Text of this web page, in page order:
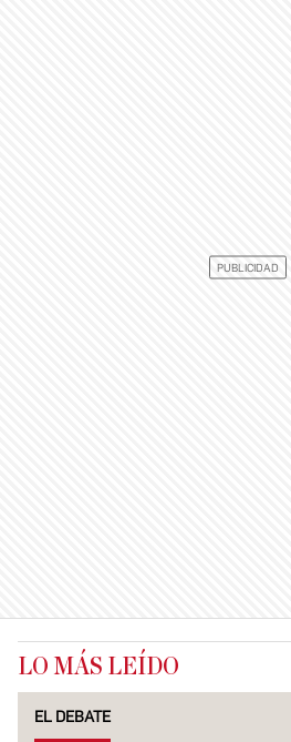
LO MÁS LEÍDO
EL DEBATE